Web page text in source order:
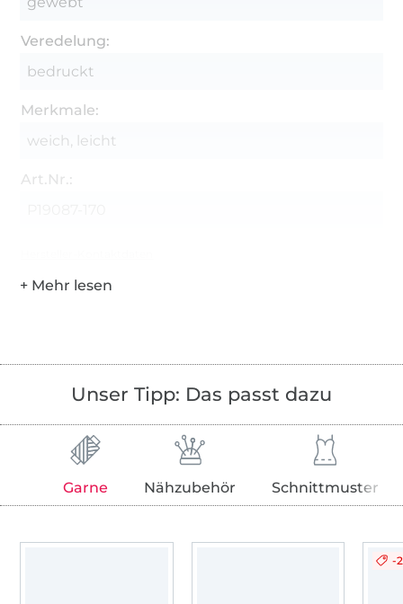
Veredelung:
bedruckt
Merkmale:
weich, leicht
Art.Nr.:
Unser Tipp: Das passt dazu
Garne Nähzubehör Schnittmuster
-